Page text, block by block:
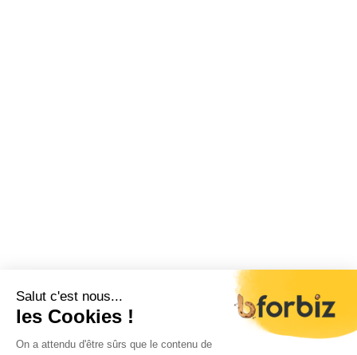
Salut c'est nous...
les Cookies !
On a attendu d'être sûrs que le contenu de